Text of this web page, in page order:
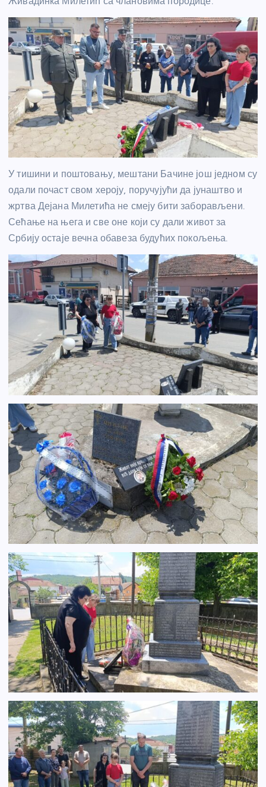
У тишини и поштовању, мештани Бачине још једном су
одали почаст свом хероју, поручујући да јунаштво и
жртва Дејана Милетића не смеју бити заборављени.
Сећање на њега и све оне који су дали живот за
Србију остаје вечна обавеза будућих покољења.